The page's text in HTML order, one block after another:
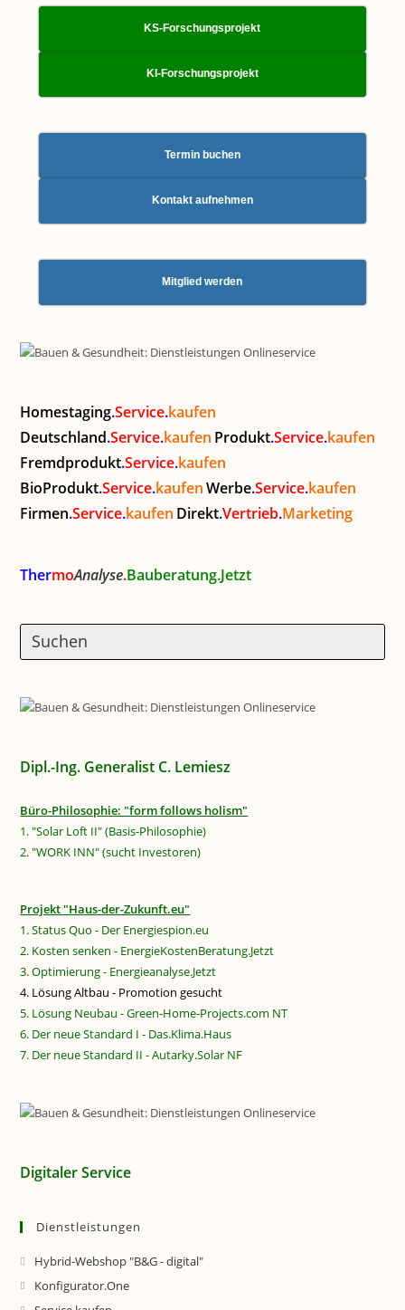
KS-Forschungsprojekt
KI-Forschungsprojekt
Termin buchen
Kontakt aufnehmen
Mitglied werden
Homestaging.Service.kaufen
Deutschland.Service.kaufen Produkt.Service.kaufen
Fremdprodukt.Service.kaufen
BioProdukt.Service.kaufen Werbe.Service.kaufen
Firmen.Service.kaufen Direkt.Vertrieb.Marketing
ThermoAnalyse.Bauberatung.Jetzt
Dipl.-Ing. Generalist C. Lemiesz
Büro-Philosophie: "form follows holism"
1. "Solar Loft II" (Basis-Philosophie)
2. "WORK INN" (sucht Investoren)
Projekt "Haus-der-Zukunft.eu"
1. Status Quo - Der Energiespion.eu
2. Kosten senken - EnergieKostenBeratung.Jetzt
3. Optimierung - Energieanalyse.Jetzt
4. Lösung Altbau - Promotion gesucht
5. Lösung Neubau - Green-Home-Projects.com NT
6. Der neue Standard I - Das.Klima.Haus
7. Der neue Standard II - Autarky.Solar NF
Digitaler Service
Dienstleistungen
Hybrid-Webshop "B&G - digital"
Konfigurator.One